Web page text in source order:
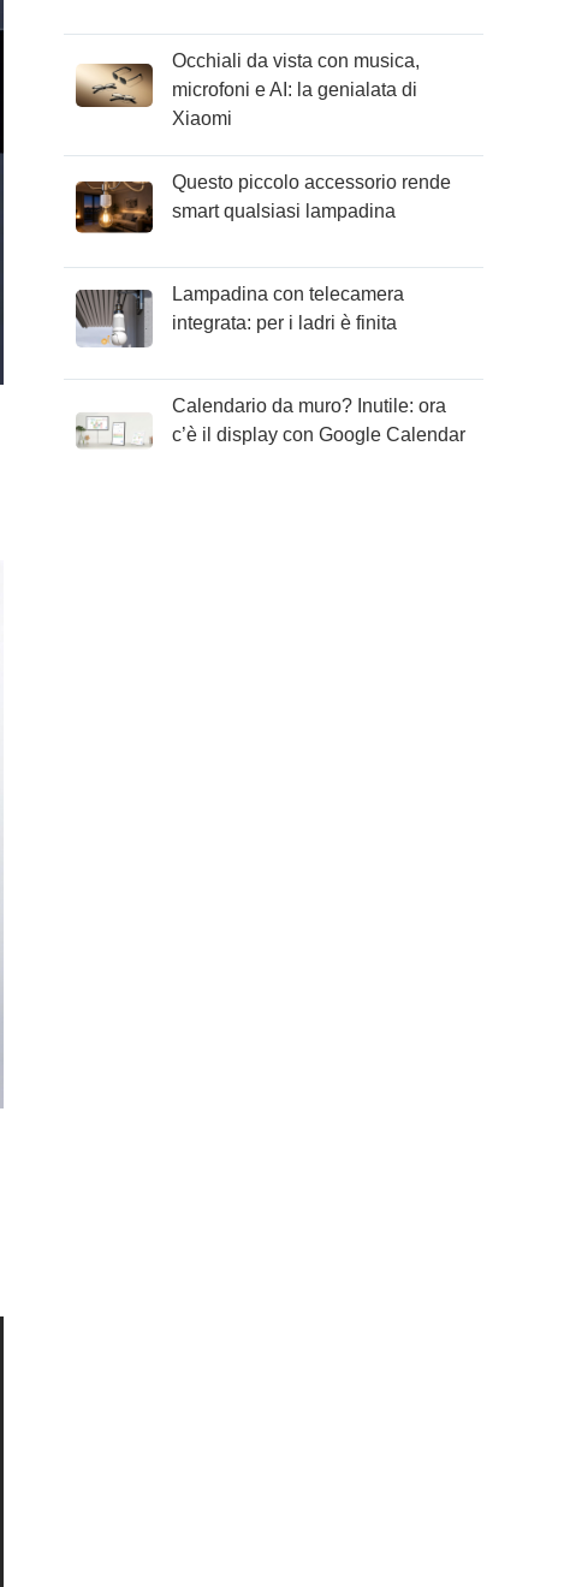
Occhiali da vista con musica,
microfoni e AI: la genialata di
Xiaomi
Questo piccolo accessorio rende
smart qualsiasi lampadina
Lampadina con telecamera
integrata: per i ladri è finita
Calendario da muro? Inutile: ora
c’è il display con Google Calendar